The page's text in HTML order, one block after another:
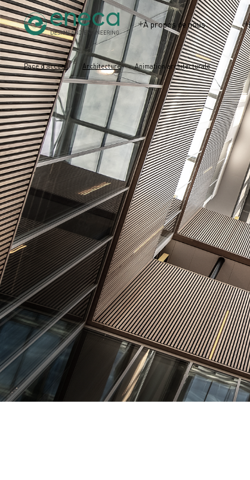
À propos de nous
Page d'accueil Architecture Animation architecturale